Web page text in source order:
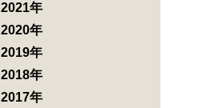
2021年
2020年
2019年
2018年
2017年